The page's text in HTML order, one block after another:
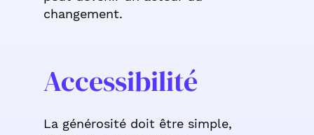
changement.
Accessibilité
La générosité doit être simple,